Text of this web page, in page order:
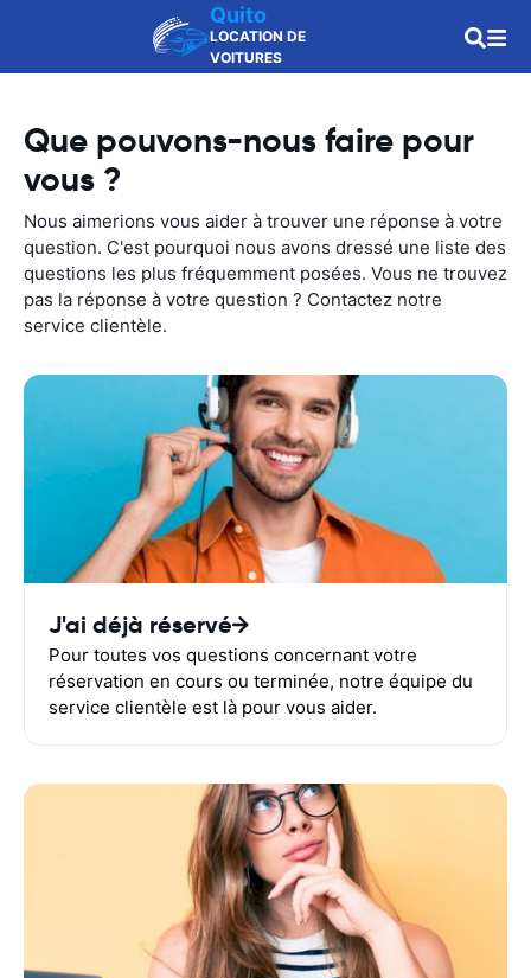
Quito
LOCATION DE
VOITURES
Que pouvons-nous faire pour
vous ?
Nous aimerions vous aider à trouver une réponse à votre
question. C'est pourquoi nous avons dressé une liste des
questions les plus fréquemment posées. Vous ne trouvez
pas la réponse à votre question ? Contactez notre
service clientèle.
J'ai déjà réservé
Pour toutes vos questions concernant votre
réservation en cours ou terminée, notre équipe du
service clientèle est là pour vous aider.